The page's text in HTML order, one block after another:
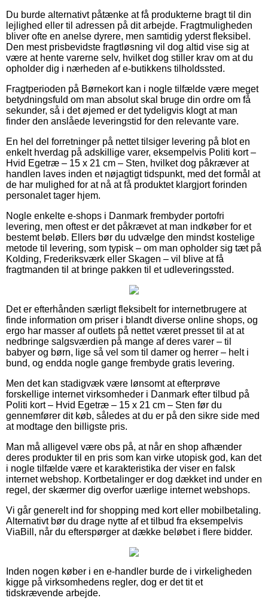
Du burde alternativt påtænke at få produkterne bragt til din
lejlighed eller til adressen på dit arbejde. Fragtmuligheden
bliver ofte en anelse dyrere, men samtidig yderst fleksibel.
Den mest prisbevidste fragtløsning vil dog altid vise sig at
være at hente varerne selv, hvilket dog stiller krav om at du
opholder dig i nærheden af e-butikkens tilholdssted.
Fragtperioden på Børnekort kan i nogle tilfælde være meget
betydningsfuld om man absolut skal bruge din ordre om få
sekunder, så i det øjemed er det tydeligvis klogt at man
finder den anslåede leveringstid for den relevante vare.
En hel del forretninger på nettet tilsiger levering på blot en
enkelt hverdag på adskillige varer, eksempelvis Politi kort –
Hvid Egetræ – 15 x 21 cm – Sten, hvilket dog påkræver at
handlen laves inden et nøjagtigt tidspunkt, med det formål at
de har mulighed for at nå at få produktet klargjort forinden
personalet tager hjem.
Nogle enkelte e-shops i Danmark frembyder portofri
levering, men oftest er det påkrævet at man indkøber for et
bestemt beløb. Ellers bør du udvælge den mindst kostelige
metode til levering, som typisk – om man opholder sig tæt på
Kolding, Frederiksværk eller Skagen – vil blive at få
fragtmanden til at bringe pakken til et udleveringssted.
Det er efterhånden særligt fleksibelt for internetbrugere at
finde information om priser i blandt diverse online shops, og
ergo har masser af outlets på nettet været presset til at at
nedbringe salgsværdien på mange af deres varer – til
babyer og børn, lige så vel som til damer og herrer – helt i
bund, og endda nogle gange frembyde gratis levering.
Men det kan stadigvæk være lønsomt at efterprøve
forskellige internet virksomheder i Danmark efter tilbud på
Politi kort – Hvid Egetræ – 15 x 21 cm – Sten før du
gennemfører dit køb, således at du er på den sikre side med
at modtage den billigste pris.
Man må alligevel være obs på, at når en shop afhænder
deres produkter til en pris som kan virke utopisk god, kan det
i nogle tilfælde være et karakteristika der viser en falsk
internet webshop. Kortbetalinger er dog dækket ind under en
regel, der skærmer dig overfor uærlige internet webshops.
Vi går generelt ind for shopping med kort eller mobilbetaling.
Alternativt bør du drage nytte af et tilbud fra eksempelvis
ViaBill, når du efterspørger at dække beløbet i flere bidder.
Inden nogen køber i en e-handler burde de i virkeligheden
kigge på virksomhedens regler, dog er det tit et
tidskrævende arbejde.